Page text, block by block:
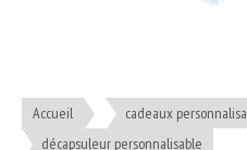
Accueil
cadeaux
décapsuleur personnalisable